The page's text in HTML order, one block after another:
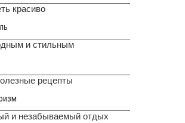
красиво
и стильным
рецепты
и незабываемый отдых